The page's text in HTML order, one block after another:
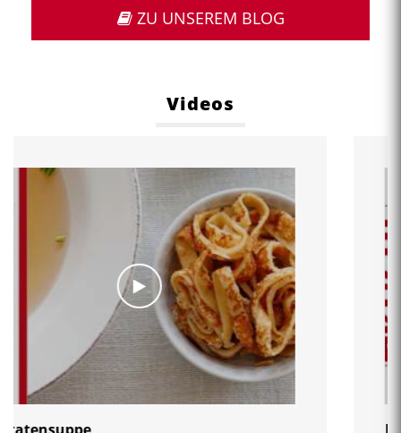
1. Etappe der Lidl…
ZU UNSEREM BLOG
Videos